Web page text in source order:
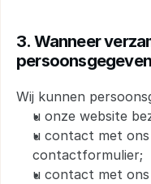
3. Wanneer
Wij kunnen
u onze website
u contact met
contactformulier;
u contact met